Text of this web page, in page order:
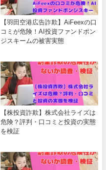
【羽田空港広告詐欺】AiFeexの口
コミが危険！AI投資ファンドポン
ジスキームの被害実態
【株投資詐欺】株式会社ライズは
危険？評判・口コミと投資の実態
を検証